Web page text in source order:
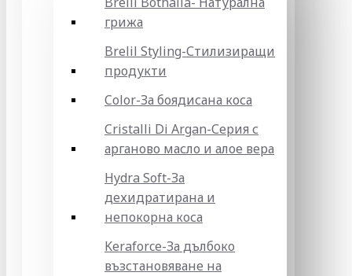
грижа
Brelil Styling-Стилизиращи
продукти
Color-За боядисана коса
Cristalli Di Argan-Серия с
арганово масло и алое вера
Hydra Soft-За
дехидратирана и
непокорна коса
Keraforce-За дълбоко
възстановяване на